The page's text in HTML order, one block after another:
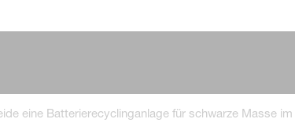
eine Batterierecyclinganlage für schwarze Masse